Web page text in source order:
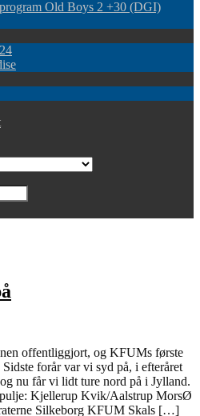
Old Boys 2 +30 (DGI)
offentliggjort, og KFUMs første
forår var vi syd på, i efteråret
nu får vi lidt ture nord på i Jylland.
Kjellerup Kvik/Aalstrup MorsØ
Silkeborg KFUM Skals […]